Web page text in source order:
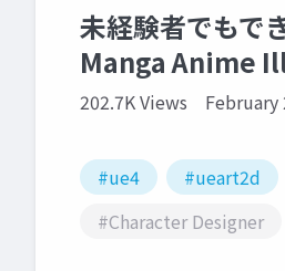
未経験者でもで
Manga Anime
202.7K Views February
#ue4 #ueart2d
#Character Designer